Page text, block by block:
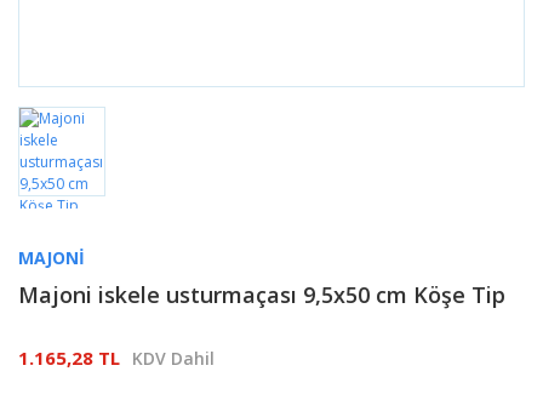
MAJONI
Majoni iskele usturmaçası 9,5x50 cm Köşe Tip
1.165,28 TL KDV Dahil